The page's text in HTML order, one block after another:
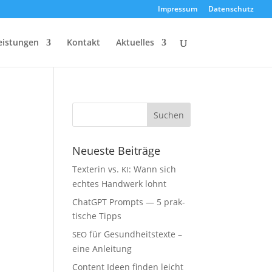
Impres­sum Daten­schutz
Kon­takt Aktu­el­les
Neu­es­te Beiträge
Tex­te­rin vs. KI: Wann sich
ech­tes Hand­werk lohnt
ChatGPT Prompts — 5 prak­
ti­sche Tipps
SEO für Gesund­heits­tex­te –
eine Anleitung
Con­tent Ideen fin­den leicht